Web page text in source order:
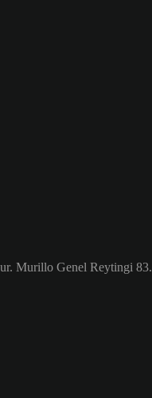
Murillo Genel Reytingi 83.